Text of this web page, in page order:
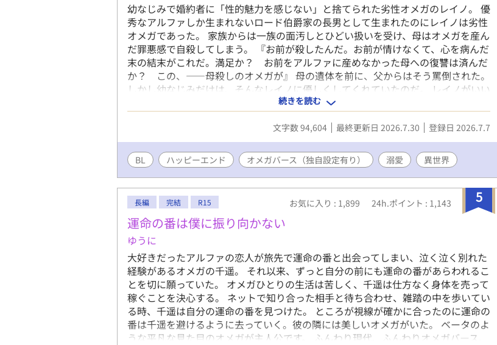
幼なじみで婚約者に「性的魅力を感じない」と捨てられた劣性オメガのレイノ。 優
秀なアルファしか生まれないロード伯爵家の長男として生まれたのにレイノは劣性
オメガであった。 家族からは一族の面汚しとひどい扱いを受け、母はオメガを産ん
だ罪悪感で自殺してしまう。 『お前が殺したんだ。お前が情けなくて、心を病んだ
末の結末がこれだ。満足か？ お前をアルファに産めなかった母への復讐は済んだ
か？ この、——母殺しのオメガが』 母の遺体を前に、父からはそう罵倒された。
しかし幼なじみだけは、そんなレイノに優しくしてくれていたのだ。 レイノがいい
とすら言ってくれていたのに。 彼の隣には、美しいオメガがいた。 「だからごめ
ん、別れてくれ。……番いたいオメガが他にできたんだ」 年老いたアルファに売ら
れるくらいならと、自ら命を断とうとしたレイノ。 そんなレイノを救ったのは、優
性アルファのライアスだった。 「人が落ちてくるとは思わなかったな。…………君
はもしかして、天使なのかな？」 レイノを俺の天使と呼び、伯爵家から連れ出して
くれたライアス。 しかしライアスにも目的があった。 子どもを残したくないライ
アスにとって、子どものできにくいオメガであるレイノは都合がよかったのだ。 お
互いを利用する目的で結婚をし夫婦となった二人だったが、ライアスのそばに優性
オメガが現れて…。 劣性オメガであることに強いコンプレックスを持っているレイ
ノの心は徐々に焦り始める。 さらにはライアスへの恋心も自覚しはじめた時に、レ
イノははじめてのヒートを迎える。 ライアスにだけはバレたくないと必死に隠そう
としたレイノだったが…！？ 母殺しと責められ続け自ら命を断とうとしたオメガ
が、愛する人との間に子どもを授かり母となる物語。
続きを読む
文字数 94,604 最終更新日 2026.7.30 登録日 2026.7.7
BL ハッピーエンド オメガバース（独自設定有り） 溺愛 異世界
5
長編 完結 R15 お気に入り : 1,899 24h.ポイント : 1,143
運命の番は僕に振り向かない
ゆうに
大好きだったアルファの恋人が旅先で運命の番と出会ってしまい、泣く泣く別れた
経験があるオメガの千遥。 それ以来、ずっと自分の前にも運命の番があらわれるこ
とを切に願っていた。 オメガひとりの生活は苦しく、千遥は仕方なく身体を売って
稼ぐことを決心する。 ネットで知り合った相手と待ち合わせ、雑踏の中を歩いてい
る時、千遥は自分の運命の番を見つけた。 ところが視線が確かに合ったのに運命の
番は千遥を避けるように去っていく。彼の隣には美しいオメガがいた。 ベータのよ
うな平凡な見た目のオメガが主人公です。 ふんわり現代、ふんわりオメガバース、